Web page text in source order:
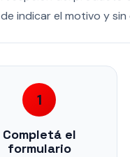
de indicar el motivo y
1
Completá el
formulario